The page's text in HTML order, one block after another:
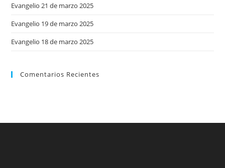
Evangelio 21 de marzo 2025
Evangelio 19 de marzo 2025
Evangelio 18 de marzo 2025
Comentarios Recientes